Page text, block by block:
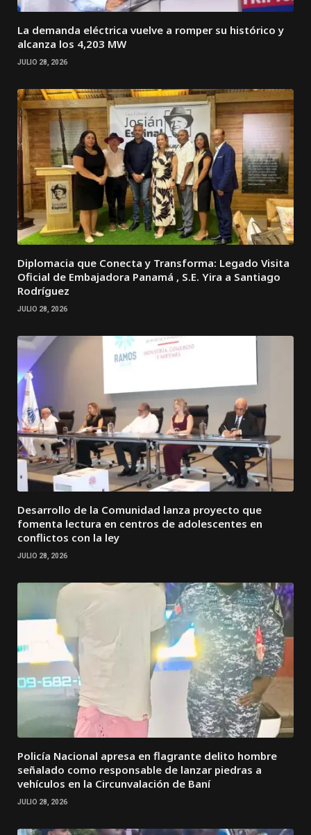
La demanda eléctrica vuelve a romper su histórico y
alcanza los 4,203 MW
JULIO 28, 2026
Diplomacia que Conecta y Transforma: Legado Visita
Oficial de Embajadora Panamá , S.E. Yira a Santiago
Rodríguez
JULIO 28, 2026
Desarrollo de la Comunidad lanza proyecto que
fomenta lectura en centros de adolescentes en
conflictos con la ley
JULIO 28, 2026
Policía Nacional apresa en flagrante delito hombre
señalado como responsable de lanzar piedras a
vehículos en la Circunvalación de Baní
JULIO 28, 2026